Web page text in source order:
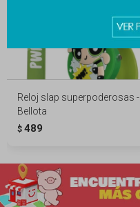
Reloj slap superpoderosas -
Bellota
$ 489